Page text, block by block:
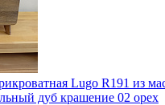
Lugo R191 из
дуб крашение 02 орех